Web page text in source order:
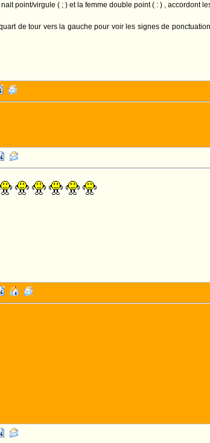
point/virgule ( ; ) et la femme double point ( : ) , accordont
de tour vers la gauche pour voir les signes de